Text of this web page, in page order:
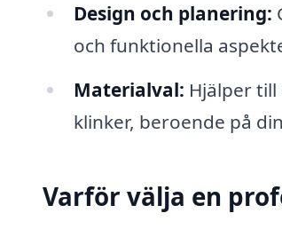
Design och planering:
och funktionella
Materialval: Hjälper
klinker, beroende på
Varför välja en